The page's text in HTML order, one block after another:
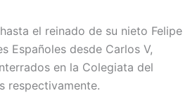
el reinado de su nieto Felipe
Españoles desde Carlos V,
en la Colegiata del
respectivamente.